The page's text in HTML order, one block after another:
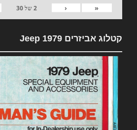
«
‹
2של30
קטלוג אביזרים 1979 Jeep